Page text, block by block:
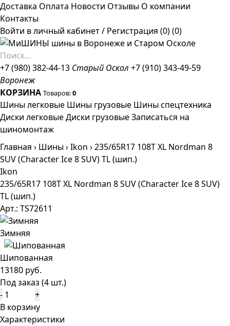
Доставка Оплата Новости Отзывы О компании
Контакты
Войти в личный кабинет/ Регистрация (0)(0)
+7 (980) 382-44-13 Старый Оскол +7 (910) 343-49-59
Воронеж
КОРЗИНА Товаров:0
Шины легковые Шины грузовые Шины спецтехника
Диски легковыеДиски грузовыеЗаписаться на
шиномонтаж
Главная › Шины›Ikon ›235/65R17 108T XL Nordman 8
SUV (Character Ice 8 SUV) TL (шип.)
Ikon
235/65R17 108T XL Nordman 8 SUV (Character Ice 8 SUV)
TL (шип.)
Арт.: TS72611
Зимняя
Шипованная
13180 руб.
Под заказ (4 шт.)
-
+
В корзину
Характеристики